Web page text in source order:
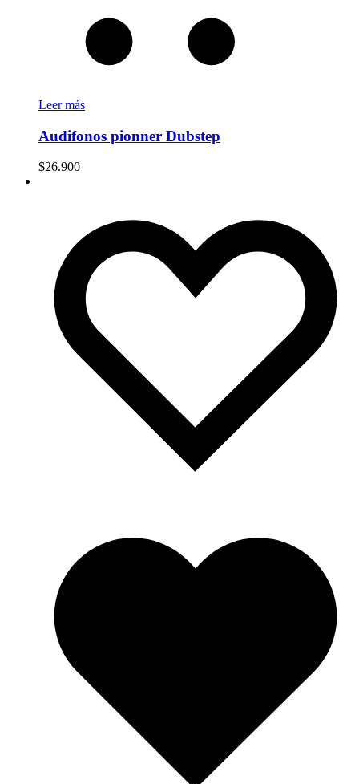
Leer más
Audifonos pionner Dubstep
$26.900